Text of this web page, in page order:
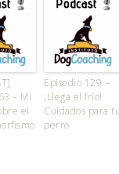
– Mi
el
Episodio 129 –
¡Llega el frío!
Cuidados para tu
perro